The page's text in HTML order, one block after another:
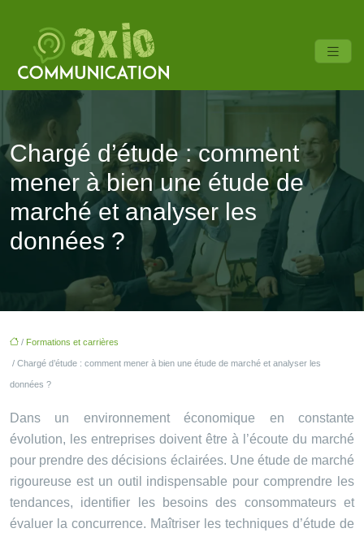
Chargé d’étude : comment
mener à bien une étude de
marché et analyser les
données ?
/ Formations et carrières
/ Chargé d’étude : comment mener à bien une étude de marché et analyser les
données ?
Dans un environnement économique en constante
évolution, les entreprises doivent être à l’écoute du marché
pour prendre des décisions éclairées. Une étude de marché
rigoureuse est un outil indispensable pour comprendre les
tendances, identifier les besoins des consommateurs et
évaluer la concurrence. Maîtriser les techniques d’étude de